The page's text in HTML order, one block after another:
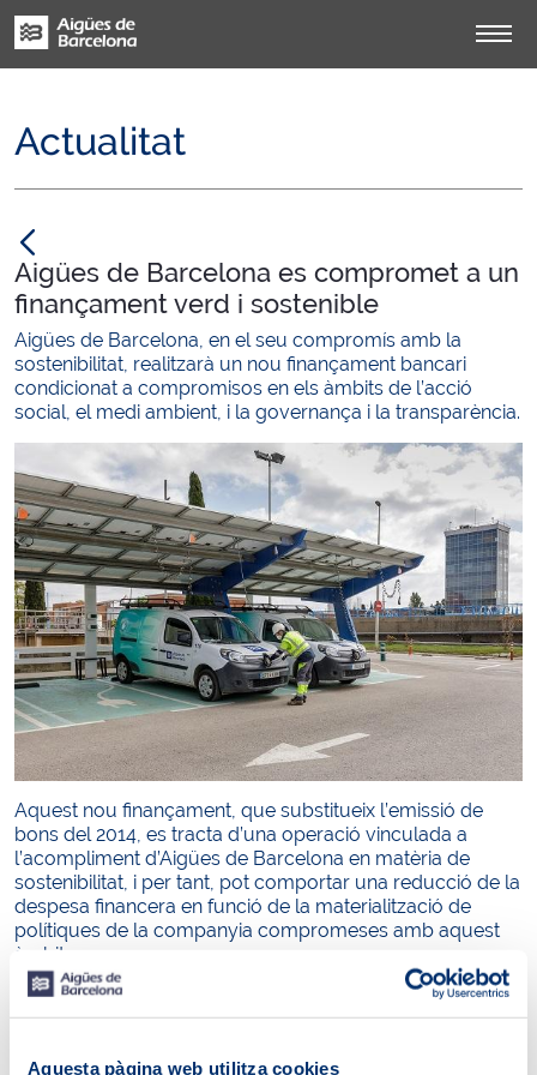
Aquesta pàgina web utilitza cookies
Actualitat
Aigües de Barcelona es compromet a un
finançament verd i sostenible
Aigües de Barcelona, en el seu compromís amb la
sostenibilitat, realitzarà un nou finançament bancari
condicionat a compromisos en els àmbits de l’acció
social, el medi ambient, i la governança i la transparència.
Aquest nou finançament, que substitueix l’emissió de
bons del 2014, es tracta d’una operació vinculada a
l’acompliment d’Aigües de Barcelona en matèria de
sostenibilitat, i per tant, pot comportar una reducció de la
despesa financera en funció de la materialització de
polítiques de la companyia compromeses amb aquest
àmbit.
Aigües de Barcelona té integrats, des de fa temps, en la
seva presa de decisions, els criteris ESG (Environmental,
ambient, acció social, i transparència i governança), i està